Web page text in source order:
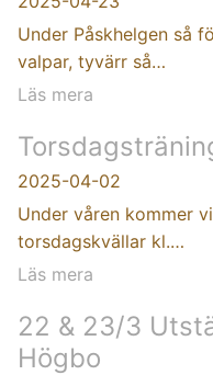
Under Påskhelgen så
valpar, tyvärr så…
Läs mera
2025-04-02
Under våren kommer
torsdagskvällar kl.…
Läs mera
22 & 23/3
Högbo